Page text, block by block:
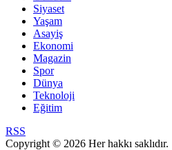
Siyaset
Yaşam
Asayiş
Ekonomi
Magazin
Spor
Dünya
Teknoloji
Eğitim
RSS
Copyright © 2026 Her hakkı saklıdır.